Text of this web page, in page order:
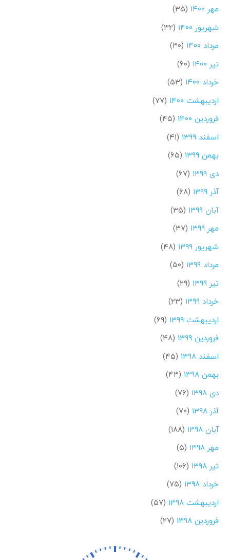
مهر ۱۴۰۰
(۳۵)
شهریور ۱۴۰۰
(۳۲)
مرداد ۱۴۰۰
(۳۰)
تیر ۱۴۰۰
(۶۰)
خرداد ۱۴۰۰
(۵۳)
اردیبهشت ۱۴۰۰
(۷۷)
فروردین ۱۴۰۰
(۴۵)
اسفند ۱۳۹۹
(۴۱)
بهمن ۱۳۹۹
(۶۵)
دی ۱۳۹۹
(۶۷)
آذر ۱۳۹۹
(۶۸)
آبان ۱۳۹۹
(۳۵)
مهر ۱۳۹۹
(۳۷)
شهریور ۱۳۹۹
(۴۸)
مرداد ۱۳۹۹
(۵۰)
تیر ۱۳۹۹
(۲۹)
خرداد ۱۳۹۹
(۲۳)
اردیبهشت ۱۳۹۹
(۶۹)
فروردین ۱۳۹۹
(۴۸)
اسفند ۱۳۹۸
(۴۵)
بهمن ۱۳۹۸
(۴۳)
دی ۱۳۹۸
(۷۶)
آذر ۱۳۹۸
(۷۰)
آبان ۱۳۹۸
(۱۸۸)
مهر ۱۳۹۸
(۵)
تیر ۱۳۹۸
(۱۰۶)
خرداد ۱۳۹۸
(۷۵)
اردیبهشت ۱۳۹۸
(۵۷)
فروردین ۱۳۹۸
(۲۷)